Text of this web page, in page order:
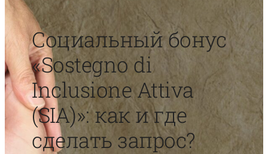
Социальный бонус
«Sostegno di
Inclusione Attiva
(SIA)»: как и где
сделать запрос?